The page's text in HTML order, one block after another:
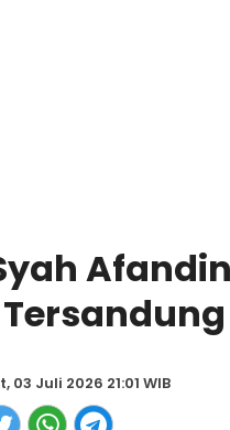
03 Juli 2026 21:01 WIB